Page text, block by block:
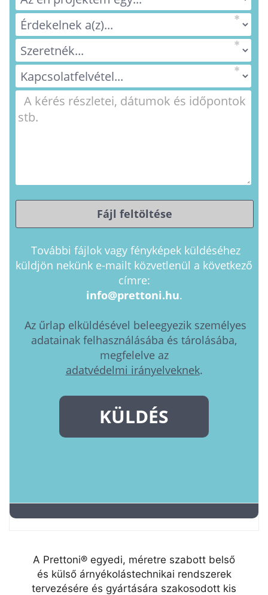
A Prettoni® egyedi, méretre szabott belső
és külső árnyékolástechnikai rendszerek
tervezésére és gyártására szakosodott kis